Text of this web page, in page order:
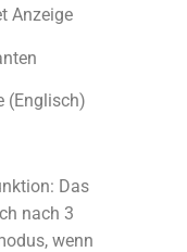
Anzeige
(Englisch)
Das
nach 3
wenn